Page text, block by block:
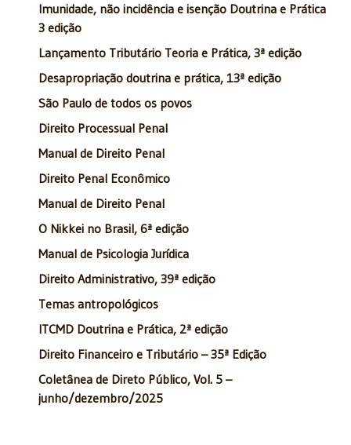
Imunidade, não incidência e isenção Doutrina e Prática
3 edição
Lançamento Tributário Teoria e Prática, 3ª edição
Desapropriação doutrina e prática, 13ª edição
São Paulo de todos os povos
Direito Processual Penal
Manual de Direito Penal
Direito Penal Econômico
Manual de Direito Penal
O Nikkei no Brasil, 6ª edição
Manual de Psicologia Jurídica
Direito Administrativo, 39ª edição
Temas antropológicos
ITCMD Doutrina e Prática, 2ª edição
Direito Financeiro e Tributário – 35ª Edição
Coletânea de Direto Público, Vol. 5 –
junho/dezembro/2025